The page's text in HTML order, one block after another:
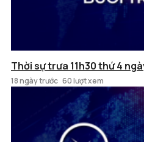
Thời sự trưa 11h30 thứ 4
18 ngày trước 60 lượt xem